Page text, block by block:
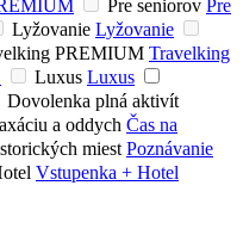
Pre seniorov Pre
Lyžovanie Lyžovanie
PREMIUM Travelking
Luxus Luxus
Dovolenka plná aktivít
a oddych Čas na
miest Poznávanie
Vstupenka + Hotel